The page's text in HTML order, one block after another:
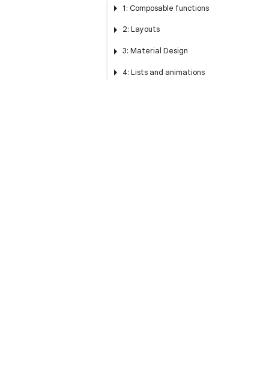
1: Composable functions
2: Layouts
3: Material Design
4: Lists and animations